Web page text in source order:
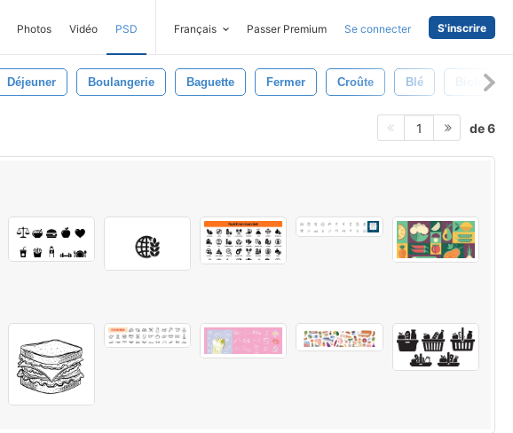
Photos Vidéo PSD Français Passer Premium Se connecter S'inscrire
Déjeuner Boulangerie Baguette Fermer Croûte Blé
1 de 6